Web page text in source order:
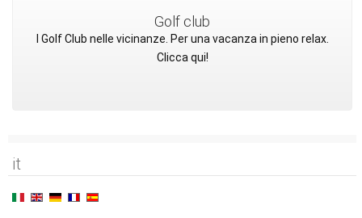
Golf club
I Golf Club nelle vicinanze. Per una vacanza in pieno relax.
Clicca qui!
it